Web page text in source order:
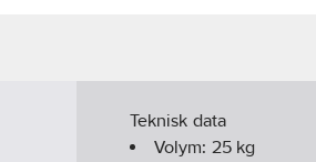
Teknisk data
Volym: 25kg